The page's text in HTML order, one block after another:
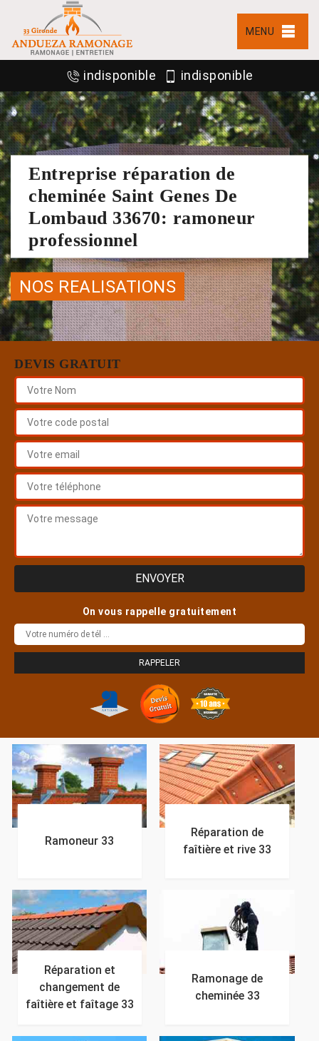
MENU
indisponible indisponible
Entreprise réparation de
cheminée Saint Genes De
Lombaud 33670: ramoneur
professionnel
NOS REALISATIONS
DEVIS GRATUIT
On vous rappelle gratuitement
Ramoneur 33
Réparation de
faîtière et rive 33
Réparation et
changement de
faîtière et faîtage 33
Ramonage de
cheminée 33